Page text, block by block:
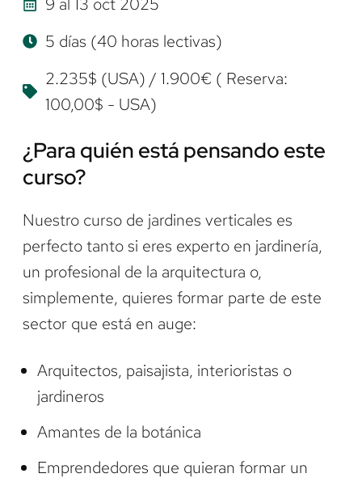
5 días (40 horas lectivas)
2.235$ (USA) / 1.900€ ( Reserva:
100,00$ - USA)
¿Para quién está pensando este
curso?
Nuestro curso de jardines verticales es
perfecto tanto si eres experto en jardinería,
un profesional de la arquitectura o,
simplemente, quieres formar parte de este
sector que está en auge:
Arquitectos, paisajista, interioristas o
jardineros
Amantes de la botánica
Emprendedores que quieran formar un